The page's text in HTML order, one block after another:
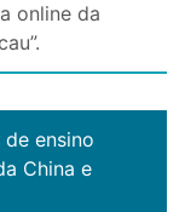
online da
ensino
China e